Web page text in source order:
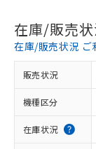
在庫/販売
在庫/販売状況 ご
販売状況
機種区分
在庫状況